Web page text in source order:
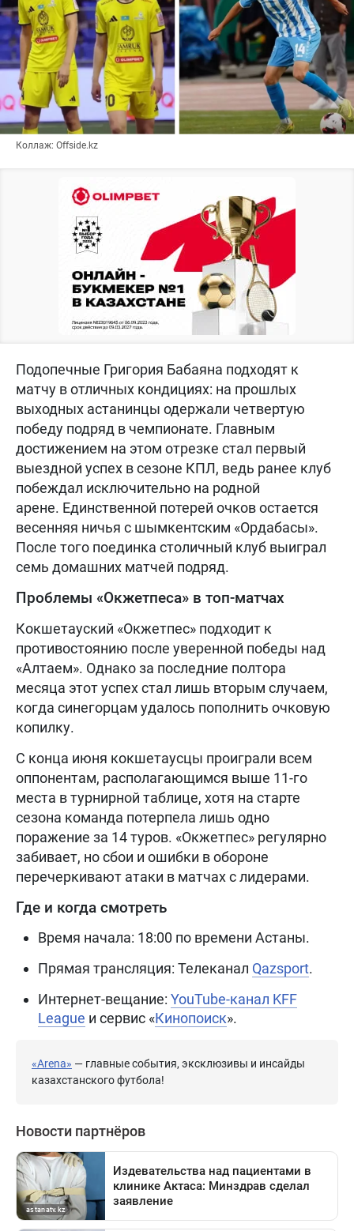
Коллаж: Offside.kz
Подопечные Григория Бабаяна подходят к
матчу в отличных кондициях: на прошлых
выходных астанинцы одержали четвертую
победу подряд в чемпионате. Главным
достижением на этом отрезке стал первый
выездной успех в сезоне КПЛ, ведь ранее клуб
побеждал исключительно на родной
арене. Единственной потерей очков остается
весенняя ничья с шымкентским «Ордабасы».
После того поединка столичный клуб выиграл
семь домашних матчей подряд.
Проблемы «Окжетпеса» в топ-матчах
Кокшетауский «Окжетпес» подходит к
противостоянию после уверенной победы над
«Алтаем». Однако за последние полтора
месяца этот успех стал лишь вторым случаем,
когда синегорцам удалось пополнить очковую
копилку.
С конца июня кокшетаусцы проиграли всем
оппонентам, располагающимся выше 11-го
места в турнирной таблице, хотя на старте
сезона команда потерпела лишь одно
поражение за 14 туров. «Окжетпес» регулярно
забивает, но сбои и ошибки в обороне
перечеркивают атаки в матчах с лидерами.
Где и когда смотреть
Время начала: 18:00 по времени Астаны.
Прямая трансляция: Телеканал Qazsport.
Интернет-вещание: YouTube-канал KFF
League и сервис «Кинопоиск».
«Arena» — главные события, эксклюзивы и инсайды
казахстанского футбола!